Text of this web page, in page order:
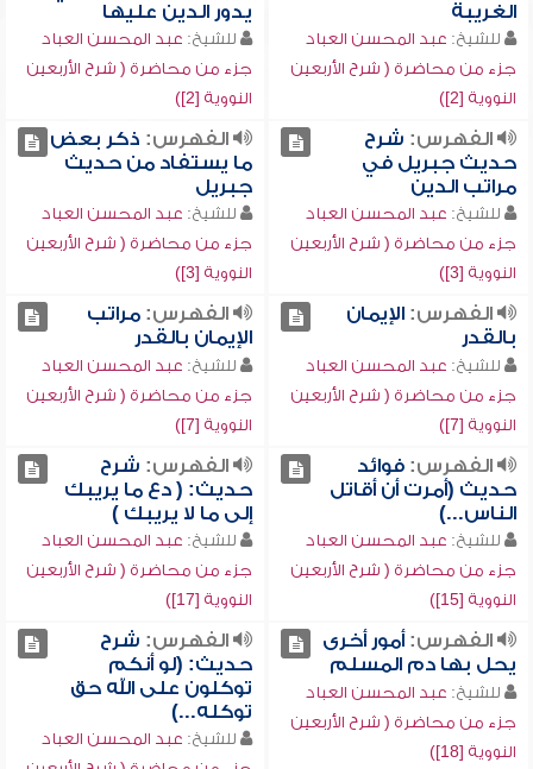
الغريبة
للشيخ: عبد المحسن العباد
جزء من محاضرة ( شرح الأربعين
النووية [2])
يدور الدين عليها
للشيخ: عبد المحسن العباد
جزء من محاضرة ( شرح الأربعين
النووية [2])
الفهرس: شرح
حديث جبريل في
مراتب الدين
للشيخ: عبد المحسن العباد
جزء من محاضرة ( شرح الأربعين
النووية [3])
الفهرس: ذكر بعض
ما يستفاد من حديث
جبريل
للشيخ: عبد المحسن العباد
جزء من محاضرة ( شرح الأربعين
النووية [3])
الفهرس:الإيمان
بالقدر
للشيخ: عبد المحسن العباد
جزء من محاضرة ( شرح الأربعين
النووية [7])
الفهرس:مراتب
الإيمان بالقدر
للشيخ: عبد المحسن العباد
جزء من محاضرة ( شرح الأربعين
النووية [7])
الفهرس:فوائد
حديث (أمرت أن أقاتل
الناس...)
للشيخ: عبد المحسن العباد
جزء من محاضرة ( شرح الأربعين
النووية [15])
الفهرس: شرح
حديث: ( دع ما يريبك
إلى ما لا يريبك )
للشيخ: عبد المحسن العباد
جزء من محاضرة ( شرح الأربعين
النووية [17])
الفهرس:أمور أخرى
يحل بها دم المسلم
للشيخ: عبد المحسن العباد
جزء من محاضرة ( شرح الأربعين
النووية [18])
الفهرس: شرح
حديث: (لو أنكم
توكلون على الله حق
توكله...)
للشيخ: عبد المحسن العباد